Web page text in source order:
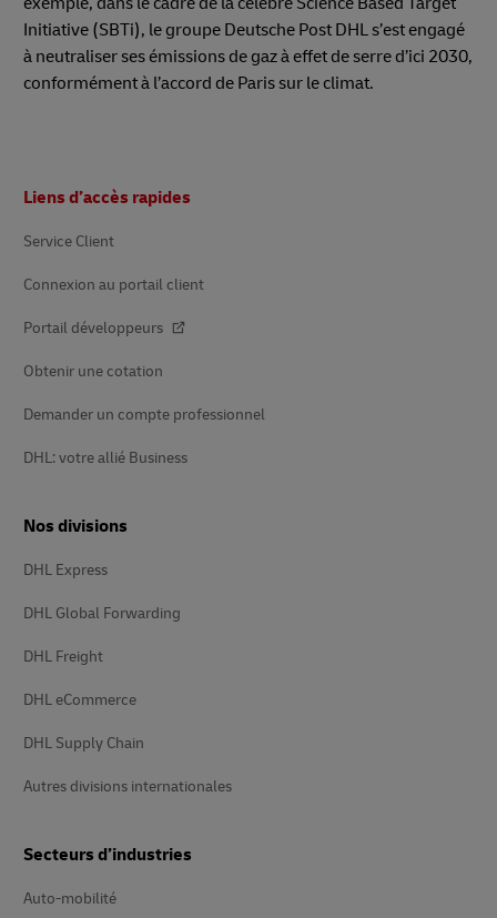
Initiative (SBTi), le groupe Deutsche Post DHL s’est engagé
à neutraliser ses émissions de gaz à effet de serre d’ici 2030,
conformément à l’accord de Paris sur le climat.
de
Liens d’accès rapides
Service Client
Connexion au portail client
Portail développeurs
Obtenir une cotation
Demander un compte professionnel
DHL: votre allié Business
Nos divisions
DHL Express
DHL Global Forwarding
DHL Freight
DHL eCommerce
DHL Supply Chain
Autres divisions internationales
Secteurs d’industries
Auto-mobilité